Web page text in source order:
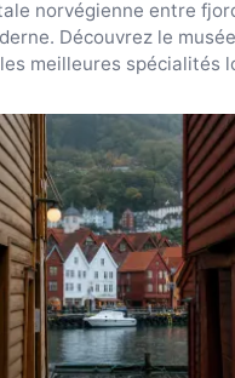
norvégienne entre
Découvrez le
meilleures spécialités